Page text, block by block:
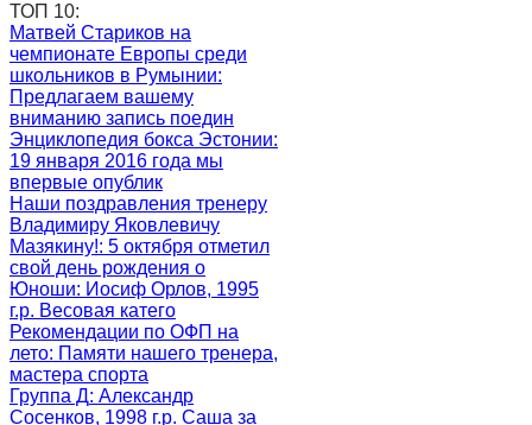
ТОП 10:
Матвей Стариков на
чемпионате Европы среди
школьников в Румынии:
Предлагаем вашему
вниманию запись поедин
Энциклопедия бокса Эстонии:
19 января 2016 года мы
впервые опублик
Наши поздравления тренеру
Владимиру Яковлевичу
Мазякину!: 5 октября отметил
свой день рождения о
Юноши: Иосиф Орлов, 1995
г.р. Весовая катего
Рекомендации по ОФП на
лето: Памяти нашего тренера,
мастера спорта
Группа Д: Александр
Сосенков, 1998 г.р. Саша за